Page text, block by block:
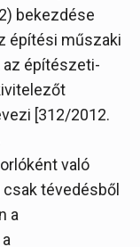
bekezdése
építési műszaki
az építészeti-
[312/2012.
való
tévedésből
a